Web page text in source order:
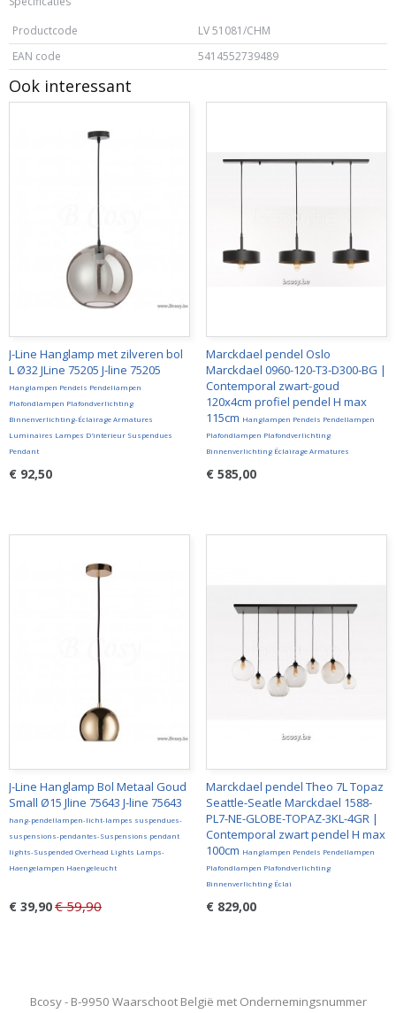
Productcode
LV 51081/CHM
EAN code
5414552739489
Ook interessant
J-Line Hanglamp met zilveren bol
L Ø32 JLine 75205 J-line 75205
Hanglampen Pendels Pendellampen
Plafondlampen Plafondverlichting
Binnenverlichting-Éclairage Armatures
Luminaires Lampes D'intérieur Suspendues
Pendant
€ 92,50
Marckdael pendel Oslo
Marckdael 0960-120-T3-D300-BG |
Contemporal zwart-goud
120x4cm profiel pendel H max
115cm Hanglampen Pendels Pendellampen
Plafondlampen Plafondverlichting
Binnenverlichting Éclairage Armatures
€ 585,00
J-Line Hanglamp Bol Metaal Goud
Small Ø15 Jline 75643 J-line 75643
hang-pendellampen-licht-lampes suspendues-
suspensions-pendantes-Suspensions pendant
lights-Suspended Overhead Lights Lamps-
Haengelampen Haengeleucht
€ 39,90€ 59,90
Marckdael pendel Theo 7L Topaz
Seattle-Seatle Marckdael 1588-
PL7-NE-GLOBE-TOPAZ-3KL-4GR |
Contemporal zwart pendel H max
100cm Hanglampen Pendels Pendellampen
Plafondlampen Plafondverlichting
Binnenverlichting Éclai
€ 829,00
Bcosy - B-9950 Waarschoot België met Ondernemingsnummer